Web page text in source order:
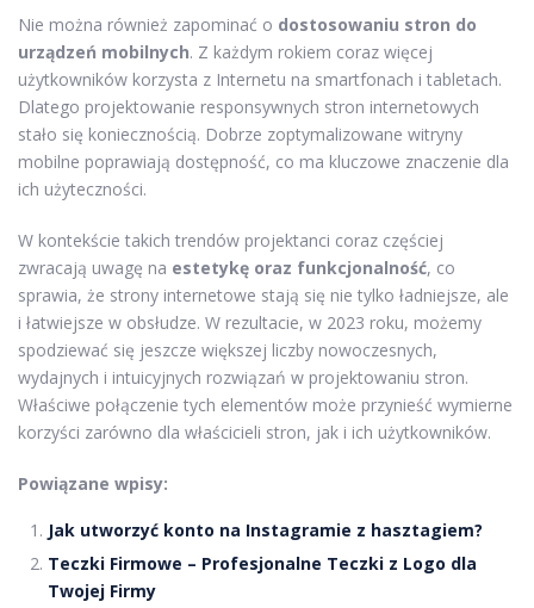
Nie można również zapominać o dostosowaniu stron do
urządzeń mobilnych. Z każdym rokiem coraz więcej
użytkowników korzysta z Internetu na smartfonach i tabletach.
Dlatego projektowanie responsywnych stron internetowych
stało się koniecznością. Dobrze zoptymalizowane witryny
mobilne poprawiają dostępność, co ma kluczowe znaczenie dla
ich użyteczności.
W kontekście takich trendów projektanci coraz częściej
zwracają uwagę na estetykę oraz funkcjonalność, co
sprawia, że strony internetowe stają się nie tylko ładniejsze, ale
i łatwiejsze w obsłudze. W rezultacie, w 2023 roku, możemy
spodziewać się jeszcze większej liczby nowoczesnych,
wydajnych i intuicyjnych rozwiązań w projektowaniu stron.
Właściwe połączenie tych elementów może przynieść wymierne
korzyści zarówno dla właścicieli stron, jak i ich użytkowników.
Powiązane wpisy:
Jak utworzyć konto na Instagramie z hasztagiem?
Teczki Firmowe – Profesjonalne Teczki z Logo dla
Twojej Firmy